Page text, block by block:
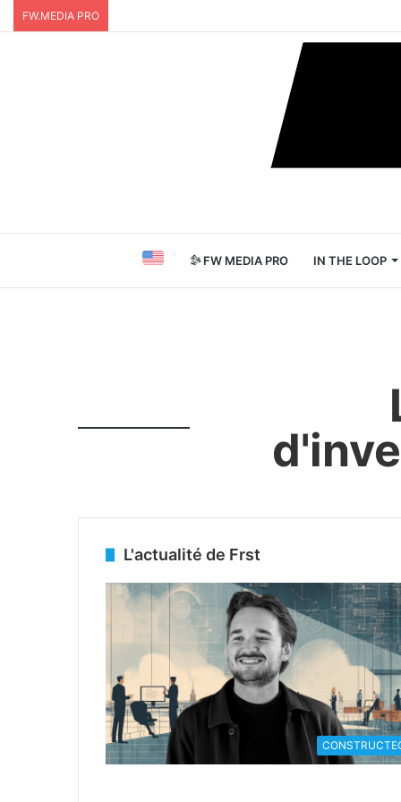
FW.MEDIA PRO
FW MEDIA PRO IN THE LOOP
L'actualité de Frst